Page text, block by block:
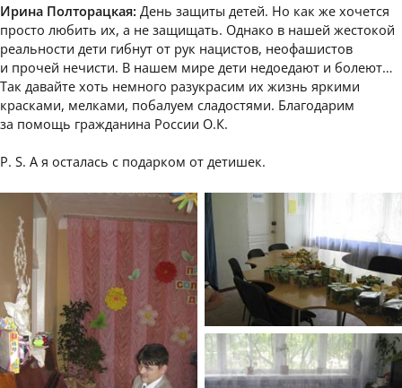
Ирина Полторацкая: День защиты детей. Но как же хочется
просто любить их, а не защищать. Однако в нашей жестокой
реальности дети гибнут от рук нацистов, неофашистов
и прочей нечисти. В нашем мире дети недоедают и болеют…
Так давайте хоть немного разукрасим их жизнь яркими
красками, мелками, побалуем сладостями. Благодарим
за помощь гражданина России О.К.
P. S. А я осталась с подарком от детишек.